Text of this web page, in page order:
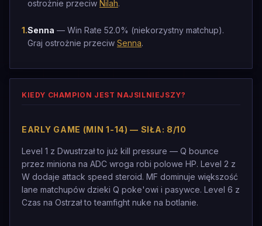
ostrożnie przeciw Nilah.
1.Senna — Win Rate 52.0% (niekorzystny matchup).
Graj ostrożnie przeciw Senna.
KIEDY CHAMPION JEST NAJSILNIEJSZY?
EARLY GAME (MIN 1-14) — SIŁA: 8/10
Level 1 z Dwustrzał to już kill pressure — Q bounce
przez miniona na ADC wroga robi polowe HP. Level 2 z
W dodaje attack speed steroid. MF dominuje większość
lane matchupów dzieki Q poke'owi i pasywce. Level 6 z
Czas na Ostrzał to teamfight nuke na botlanie.